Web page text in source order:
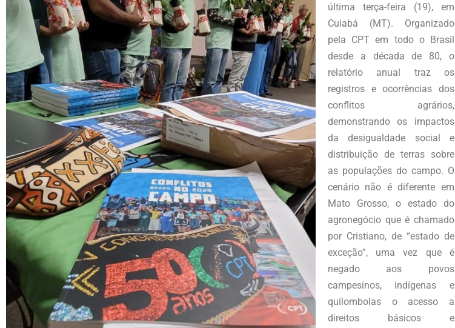
última terça-feira (19), em
Cuiabá (MT). Organizado
pela CPT em todo o Brasil
desde a década de 80, o
relatório anual traz os
registros e ocorrências dos
conflitos agrários,
demonstrando os impactos
da desigualdade social e
distribuição de terras sobre
as populações do campo. O
cenário não é diferente em
Mato Grosso, o estado do
agronegócio que é chamado
por Cristiano, de “estado de
exceção”, uma vez que é
negado aos povos
campesinos, indígenas e
quilombolas o acesso a
direitos básicos e